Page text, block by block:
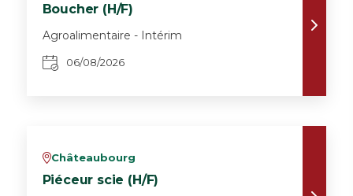
Boucher (H/F)
Agroalimentaire - Intérim
06/08/2026
vChâteaubourg
Piéceur scie (H/F)